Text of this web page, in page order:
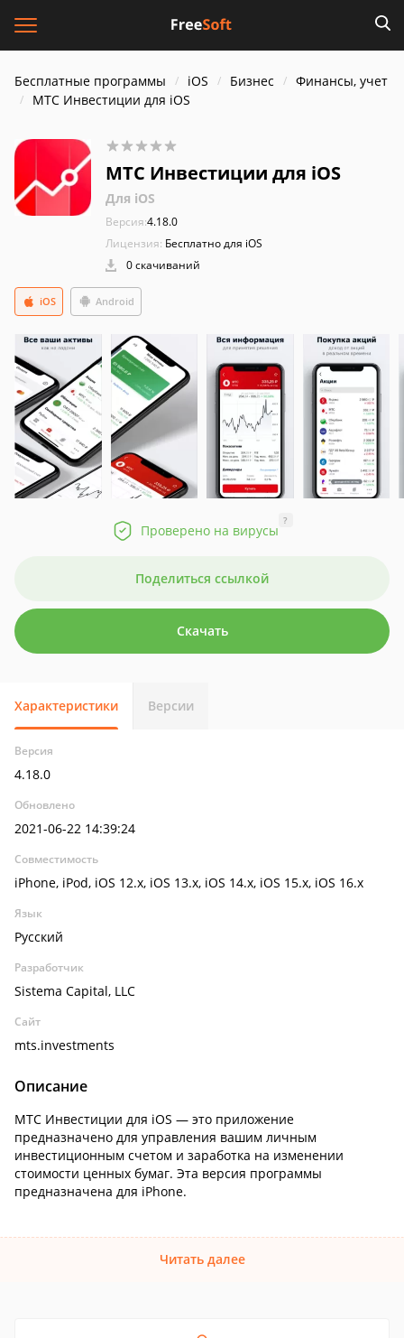
Бесплатные программы iOS Бизнес
Финансы, учет
МТС Инвестиции для iOS
МТС Инвестиции для iOS
Для iOS
Версия:4.18.0
Лицензия: Бесплатно для iOS
0 скачиваний
Android
iOS
Проверено на вирусы
?
Поделиться ссылкой
Скачать
Характеристики Версии
Версия
4.18.0
Обновлено
2021-06-22 14:39:24
Совместимость
iPhone, iPod, iOS 12.x, iOS 13.x, iOS 14.x, iOS 15.x, iOS 16.x
Язык
Русский
Разработчик
Sistema Capital, LLC
Сайт
mts.investments
Описание
МТС Инвестиции для iOS — это приложение
предназначено для управления вашим личным
инвестиционным счетом и заработка на изменении
стоимости ценных бумаг. Эта версия программы
предназначена для iPhone.
Читать далее